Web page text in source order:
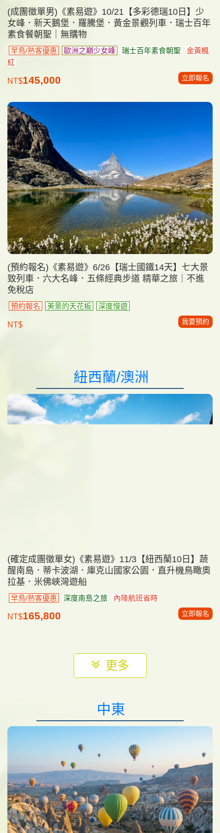
(成團徵單男)《素易遊》10/21【多彩德瑞10日】少
女峰．新天鵝堡．羅騰堡．黃金景觀列車．瑞士百年
素食餐朝聖｜無購物
早鳥/熟客優惠 歐洲之巔少女峰 瑞士百年素食朝聖
金黃楓
紅
NT$145,000 立即報名
(預約報名)《素易遊》6/26【瑞士國鐵14天】七大景
致列車．六大名峰．五條經典步道 精華之旅｜不進
免稅店
預約報名 美景的天花板 深度慢遊
NT$ 我要預約
紐西蘭/澳洲
(確定成團徵單女)《素易遊》11/3【紐西蘭10日】蔬
醒南島．蒂卡波湖．庫克山國家公園．直升機鳥瞰奧
拉基．米佛峽灣遊船
早鳥/熟客優惠 深度南島之旅 內陸航班省時
NT$165,800 立即報名
中東